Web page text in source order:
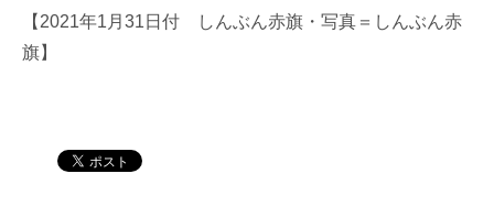
【2021年1月31日付 しんぶん赤旗・写真＝しんぶん赤
旗】